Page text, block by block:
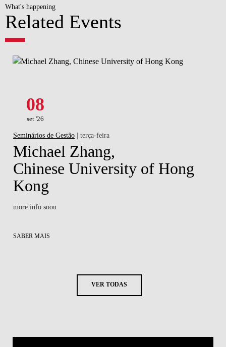
What's happening
Related Events
08
set '26
Seminários de Gestão | terça-feira
Michael Zhang,
Chinese University of Hong
Kong
more info soon
SABER MAIS
VER TODAS